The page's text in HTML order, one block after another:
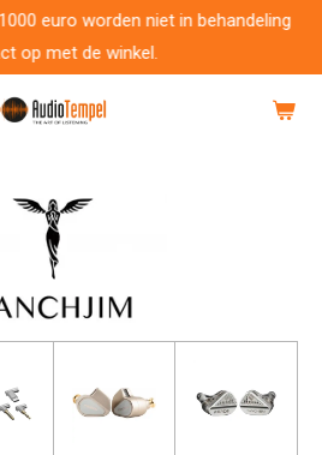
euro worden niet in behandeling
op met de winkel.